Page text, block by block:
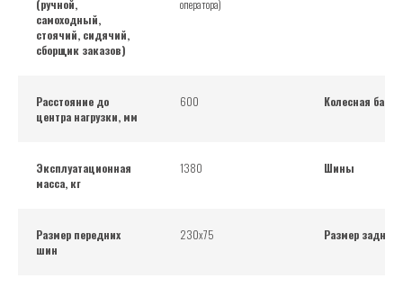
(ручной,
самоходный,
стоячий, сидячий,
сборщик заказов)
оператора)
Расстояние до
центра нагрузки, мм
600 Колесная база,
Эксплуатационная
масса, кг
1380 Шины
Размер передних
шин
230х75 Размер задних